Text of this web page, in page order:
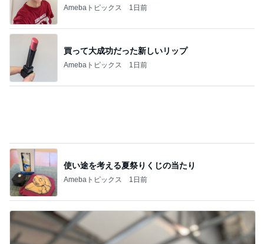
不眠もあり満身創痍な私の体
Amebaトピックス 11時間前